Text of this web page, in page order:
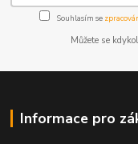
Souhlasím se
Můžete se
Informace pro